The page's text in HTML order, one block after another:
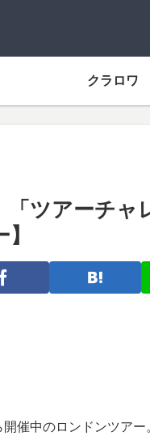
クラロワ
「ツアーチ
催中のロンドンツアー